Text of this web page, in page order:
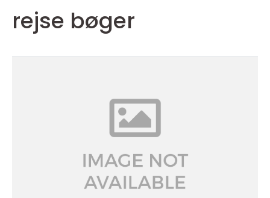
rejse bøger